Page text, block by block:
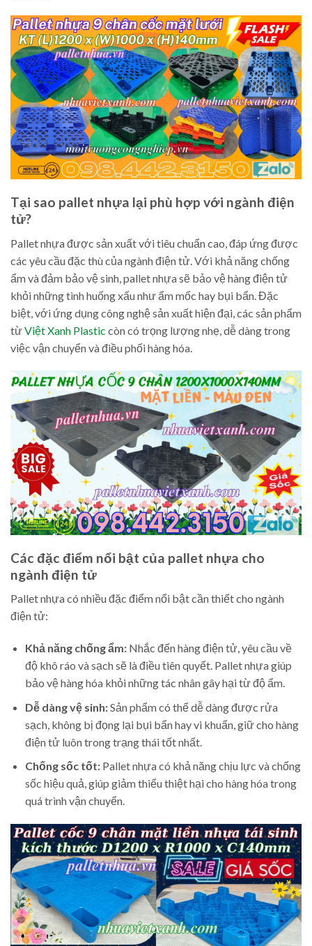
Tại sao pallet nhựa lại phù hợp với ngành điện
tử?
Pallet nhựa được sản xuất với tiêu chuẩn cao, đáp ứng được
các yêu cầu đặc thù của ngành điện tử. Với khả năng chống
ẩm và đảm bảo vệ sinh, pallet nhựa sẽ bảo vệ hàng điện tử
khỏi những tình huống xấu như ẩm mốc hay bụi bẩn. Đặc
biệt, với ứng dụng công nghệ sản xuất hiện đại, các sản phẩm
từViệt Xanh Plastic còn có trọng lượng nhẹ, dễ dàng trong
việc vận chuyển và điều phối hàng hóa.
Các đặc điểm nổi bật của pallet nhựa cho
ngành điện tử
Pallet nhựa có nhiều đặc điểm nổi bật cần thiết cho ngành
điện tử:
Khả năng chống ẩm:Nhắc đến hàng điện tử, yêu cầu về
độ khô ráo và sạch sẽ là điều tiên quyết. Pallet nhựa giúp
bảo vệ hàng hóa khỏi những tác nhân gây hại từ độ ẩm.
Dễ dàng vệ sinh:Sản phẩm có thể dễ dàng được rửa
sạch, không bị đọng lại bụi bẩn hay vi khuẩn, giữ cho hàng
điện tử luôn trong trạng thái tốt nhất.
Chống sốc tốt:Pallet nhựa có khả năng chịu lực và chống
sốc hiệu quả, giúp giảm thiểu thiệt hại cho hàng hóa trong
quá trình vận chuyển.